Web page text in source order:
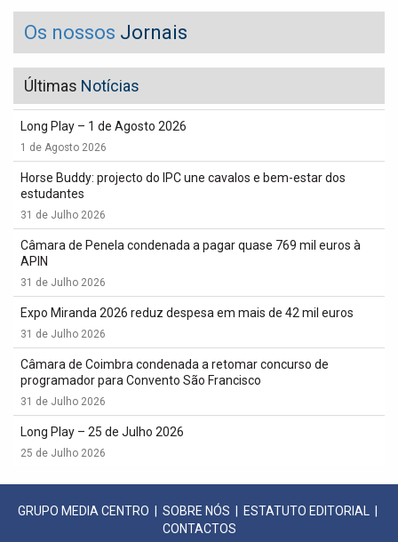
Os nossos Jornais
Últimas Notícias
Long Play – 1 de Agosto 2026
1 de Agosto 2026
Horse Buddy: projecto do IPC une cavalos e bem-estar dos
estudantes
31 de Julho 2026
Câmara de Penela condenada a pagar quase 769 mil euros à
APIN
31 de Julho 2026
Expo Miranda 2026 reduz despesa em mais de 42 mil euros
31 de Julho 2026
Câmara de Coimbra condenada a retomar concurso de
programador para Convento São Francisco
31 de Julho 2026
Long Play – 25 de Julho 2026
25 de Julho 2026
GRUPO MEDIA CENTRO SOBRE NÓS ESTATUTO EDITORIAL
CONTACTOS